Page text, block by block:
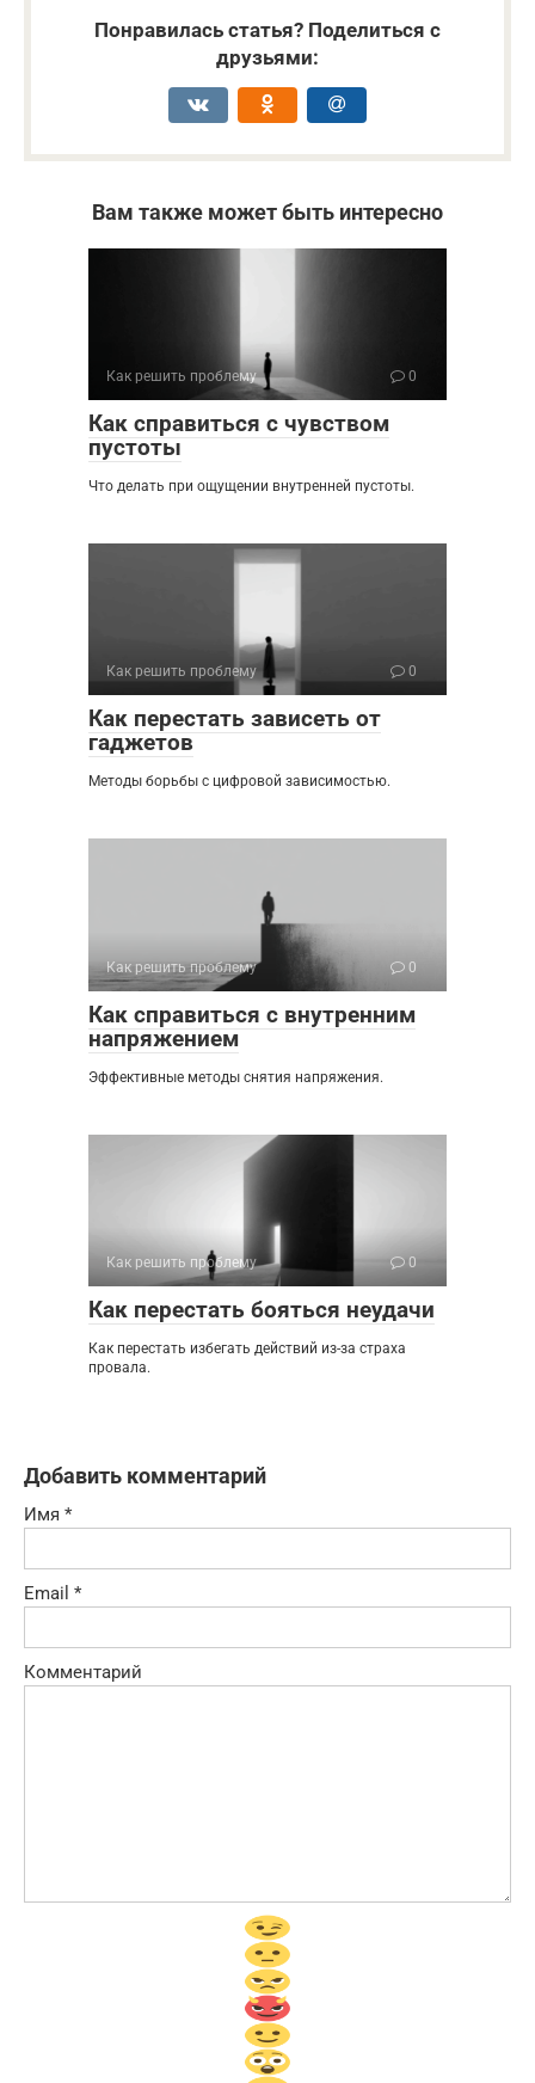
Понравилась статья? Поделиться с
друзьями:
Вам также может быть интересно
Как решить проблему 0
Как справиться с чувством
пустоты
Что делать при ощущении внутренней пустоты.
Как решить проблему 0
Как перестать зависеть от
гаджетов
Методы борьбы с цифровой зависимостью.
Как решить проблему 0
Как справиться с внутренним
напряжением
Эффективные методы снятия напряжения.
Как решить проблему 0
Как перестать бояться неудачи
Как перестать избегать действий из-за страха
провала.
Добавить комментарий
Имя *
Email *
Комментарий